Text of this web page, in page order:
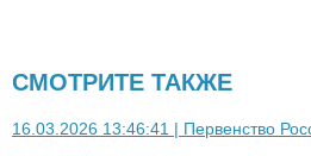
СМОТРИТЕ ТАКЖЕ
16.03.2026 13:46:41 | Первенство